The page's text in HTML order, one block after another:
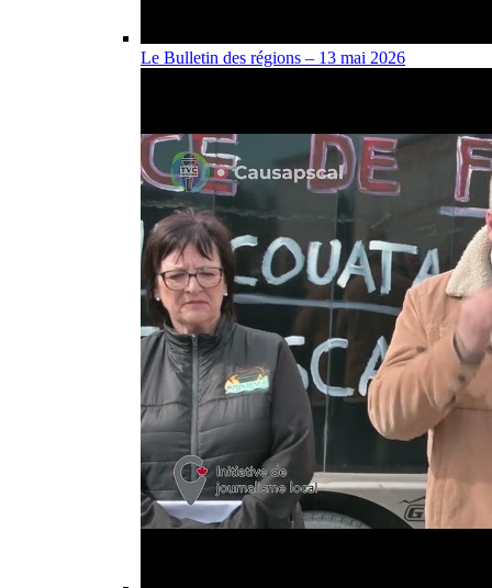
Le Bulletin des régions – 13 mai 2026